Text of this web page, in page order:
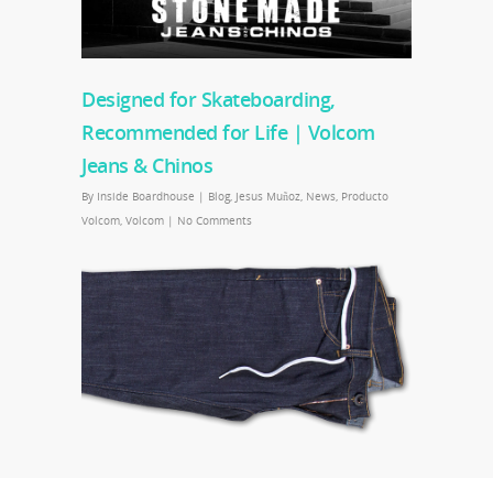
Designed for Skateboarding,
Recommended for Life | Volcom
Jeans & Chinos
By Inside Boardhouse | Blog, Jesus Muñoz News Producto
Volcom Volcom | No Comments